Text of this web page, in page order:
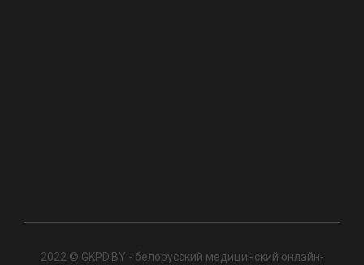
2022 © GKPD.BY - белорусский медицинский онлайн-